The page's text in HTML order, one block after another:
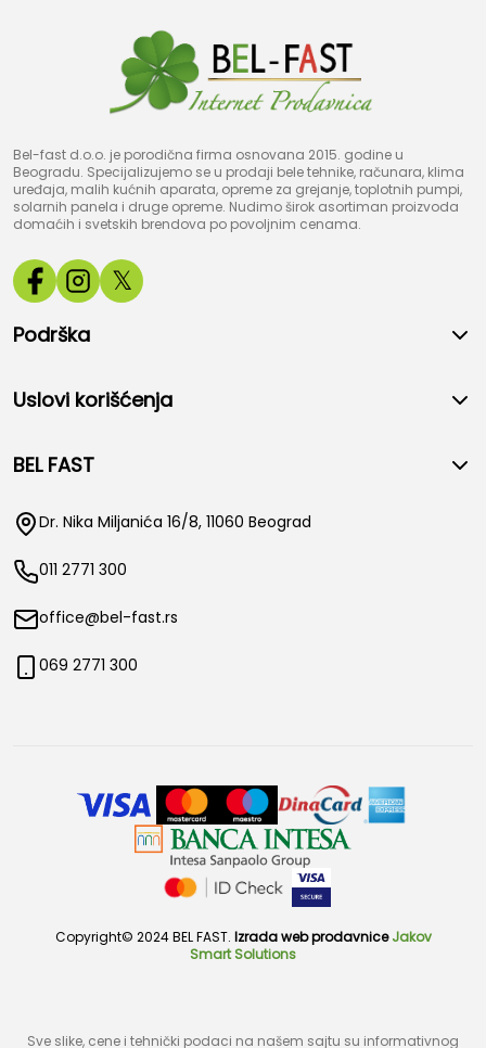
Bel-fast d.o.o. je porodična firma osnovana 2015. godine u
Beogradu. Specijalizujemo se u prodaji bele tehnike, računara, klima
uređaja, malih kućnih aparata, opreme za grejanje, toplotnih pumpi,
solarnih panela i druge opreme. Nudimo širok asortiman proizvoda
domaćih i svetskih brendova po povoljnim cenama.
𝕏
Podrška
Uslovi korišćenja
BEL FAST
Dr. Nika Miljanića 16/8, 11060 Beograd
011 2771 300
office@bel-fast.rs
069 2771 300
Copyright© 2024 BEL FAST. Izrada web prodavnice Jakov
Smart Solutions
Sve slike, cene i tehnički podaci na našem sajtu su informativnog